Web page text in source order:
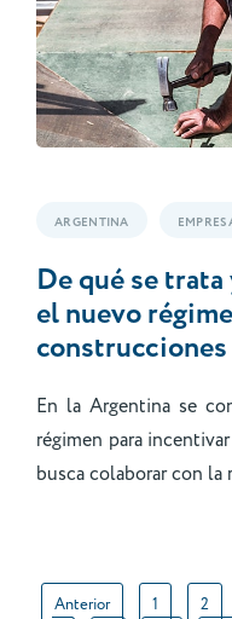
ARGENTINA
De qué se
el nuevo
construcciones
En la Argentina se
régimen para
busca colaborar con la
Anterior 1 2